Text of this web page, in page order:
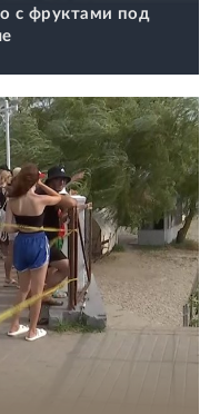
с фруктами под